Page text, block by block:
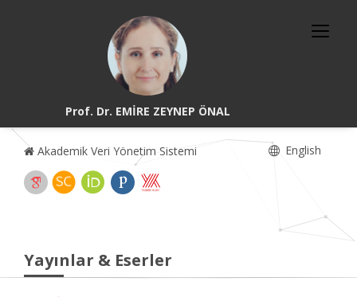
Prof. Dr. EMİRE ZEYNEP ÖNAL
Akademik Veri Yönetim Sistemi English
Yayınlar & Eserler